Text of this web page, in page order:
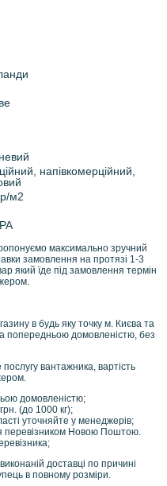
напівкомерційний,
м2
максимально зручний
замовлення на протязі 1-3
який їде під замовлення термін
в будь яку точку м. Києва та
попередньою домовленістю, без
вантажника, вартість
домовленістю;
(до 1000 кг);
уточняйте у менеджерів;
перевізником Новою Поштою.
доставці по причині
в повному розміри.